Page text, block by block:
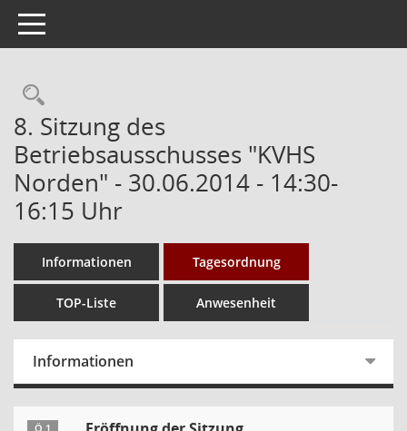
Toggle navigation
Rechercheauswahl
8. Sitzung des
Betriebsausschusses "KVHS
Norden" - 30.06.2014 - 14:30-
16:15 Uhr
Informationen Tagesordnung
TOP-Liste Anwesenheit
Informationen
Ö 1